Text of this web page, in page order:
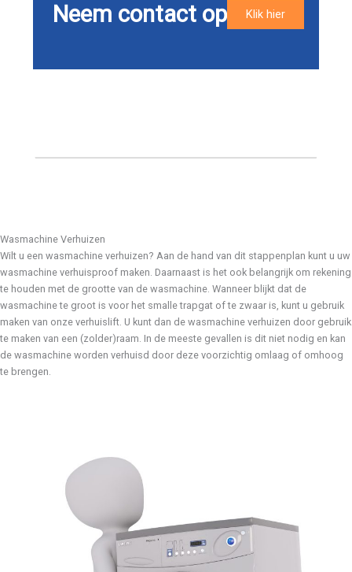
Neem contact op Klik hier
Wasmachine Verhuizen
Wilt u een wasmachine verhuizen? Aan de hand van dit stappenplan kunt u uw
wasmachine verhuisproof maken. Daarnaast is het ook belangrijk om rekening
te houden met de grootte van de wasmachine. Wanneer blijkt dat de
wasmachine te groot is voor het smalle trapgat of te zwaar is, kunt u gebruik
maken van onze verhuislift. U kunt dan de wasmachine verhuizen door gebruik
te maken van een (zolder)raam. In de meeste gevallen is dit niet nodig en kan
de wasmachine worden verhuisd door deze voorzichtig omlaag of omhoog
te brengen.